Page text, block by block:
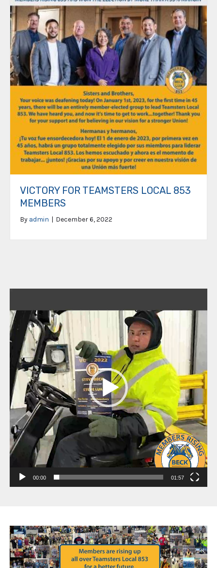
VICTORY FOR TEAMSTERS LOCAL 853
MEMBERS
By admin | December 6, 2022
Player
00:00 01:57